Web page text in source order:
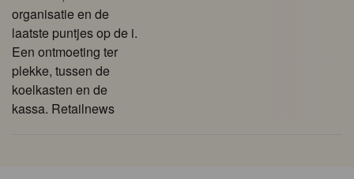
organisatie en de
laatste puntjes op de i.
Een ontmoeting ter
plekke, tussen de
koelkasten en de
kassa. Retailnews